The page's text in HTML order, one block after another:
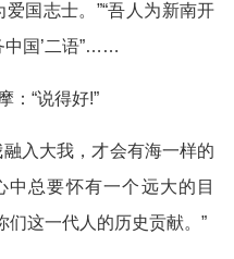
国志士。”“吾人为新南开
中国’二语”……
：“说得好!”
入大我，才会有海一样的
总要怀有一个远大的目
这一代人的历史贡献。”